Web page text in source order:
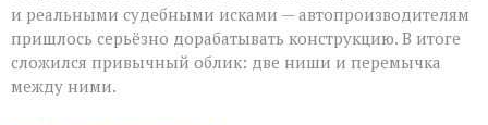
и реальными судебными исками — автопроизводителям
пришлось серьёзно дорабатывать конструкцию. В итоге
сложился привычный облик: две ниши и перемычка
между ними.